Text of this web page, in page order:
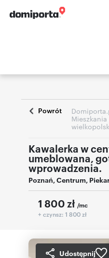
Powrót
Kawalerka w
umeblowana,
wprowadzenia.
Poznań,Centrum,
1 800 zł /mc
+ czynsz: 1 800 zł
Udostępnij